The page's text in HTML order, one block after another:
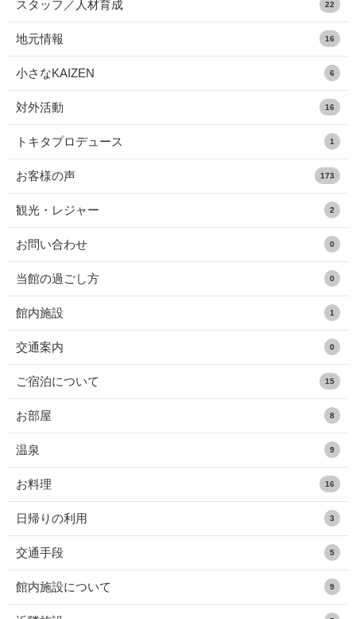
スタッフ／人材育成 22
地元情報 16
小さなKAIZEN 6
対外活動 16
トキタプロデュース 1
お客様の声 173
観光・レジャー 2
お問い合わせ 0
当館の過ごし方 0
館内施設 1
交通案内 0
ご宿泊について 15
お部屋 8
温泉 9
お料理 16
日帰りの利用 3
交通手段 5
館内施設について 9